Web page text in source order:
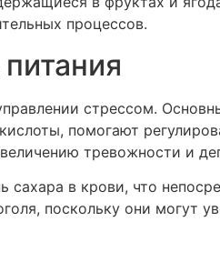
процессов.
стрессом.
помогают
тревожности и
в крови, что
поскольку они могут